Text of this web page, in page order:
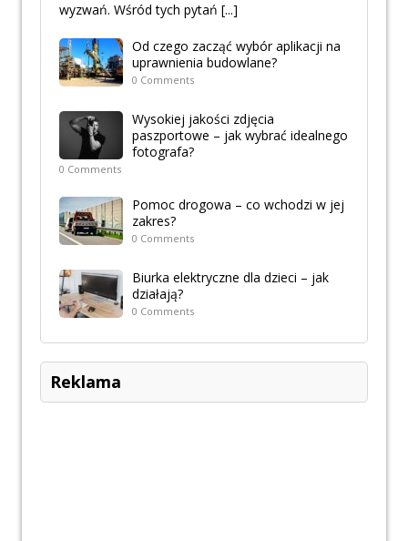
wyzwań. Wśród tych pytań [...]
Od czego zacząć wybór aplikacji na
uprawnienia budowlane?
0 Comments
Wysokiej jakości zdjęcia
paszportowe – jak wybrać idealnego
fotografa?
0 Comments
Pomoc drogowa – co wchodzi w jej
zakres?
0 Comments
Biurka elektryczne dla dzieci – jak
działają?
0 Comments
Reklama